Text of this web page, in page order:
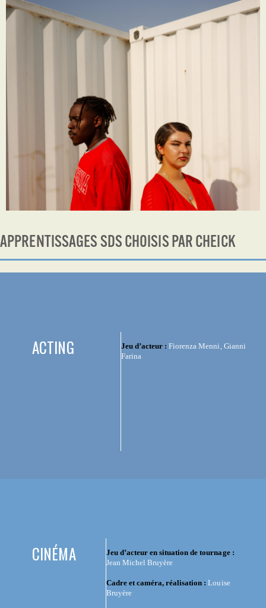
APPRENTISSAGES SDS CHOISIS PAR CHEICK
ACTING Jeu d’acteur : Fiorenza Menni, Gianni
Farina
CINÉMA
Jeu d’acteur en situation de tournage :
Jean Michel Bruyère
Cadre et caméra, réalisation : Louise
Bruyère